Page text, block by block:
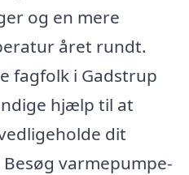
og en mere
året rundt.
fagfolk i Gadstrup
hjælp til at
dit
varmepumpe-